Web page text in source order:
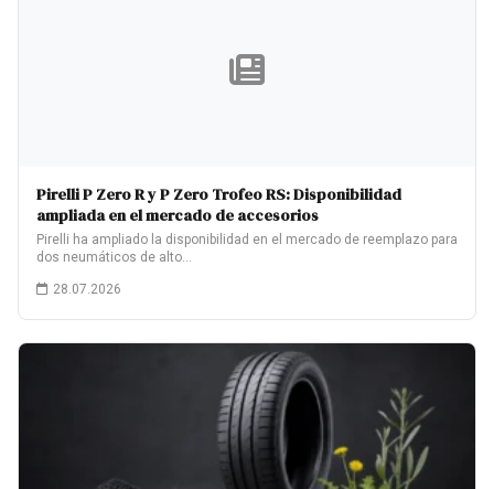
Pirelli P Zero R y P Zero Trofeo RS: Disponibilidad
ampliada en el mercado de accesorios
Pirelli ha ampliado la disponibilidad en el mercado de reemplazo para
dos neumáticos de alto…
28.07.2026